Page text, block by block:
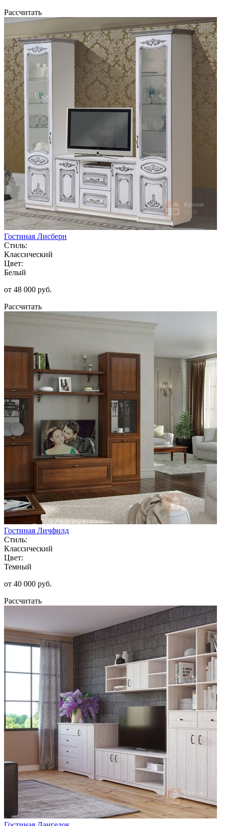
Рассчитать
Гостиная Лисберн
Стиль:
Классический
Цвет:
Белый
от 48 000 руб.
Рассчитать
Гостиная Личфилд
Стиль:
Классический
Цвет:
Темный
от 40 000 руб.
Рассчитать